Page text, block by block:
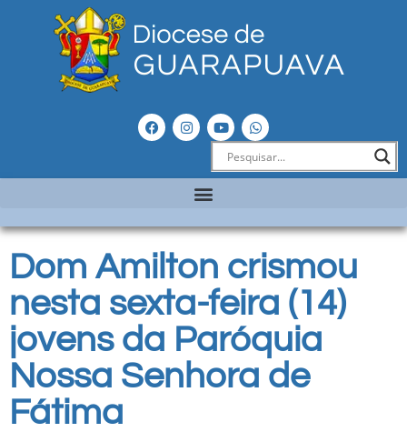
Dom Amilton crismou
nesta sexta-feira (14)
jovens da Paróquia
Nossa Senhora de
Fátima